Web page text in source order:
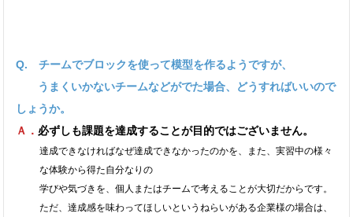
Q. チームでブロックを使って模型を作るようですが、
うまくいかないチームなどがでた場合、どうすればいいので
しょうか。
Ａ． 必ずしも課題を達成することが目的ではございません。
達成できなければなぜ達成できなかったのかを、また、実習中の様々
な体験から得た自分なりの
学びや気づきを、個人またはチームで考えることが大切だからです。
ただ、達成感を味わってほしいというねらいがある企業様の場合は、